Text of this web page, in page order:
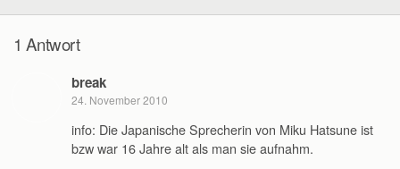
1 Antwort
break
24. November 2010
info: Die Japanische Sprecherin von Miku Hatsune ist
bzw war 16 Jahre alt als man sie aufnahm.